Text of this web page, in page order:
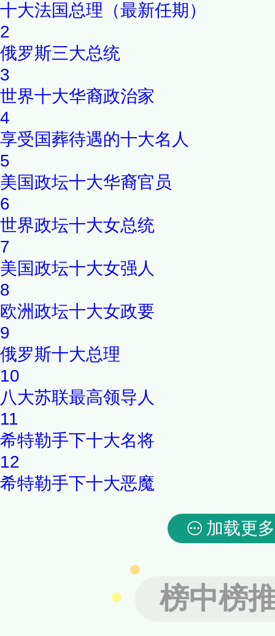
十大法国总理（最新任期）
2
俄罗斯三大总统
3
世界十大华裔政治家
4
享受国葬待遇的十大名人
5
美国政坛十大华裔官员
6
世界政坛十大女总统
7
美国政坛十大女强人
8
欧洲政坛十大女政要
9
俄罗斯十大总理
10
八大苏联最高领导人
11
希特勒手下十大名将
12
希特勒手下十大恶魔
加载更多
榜中榜